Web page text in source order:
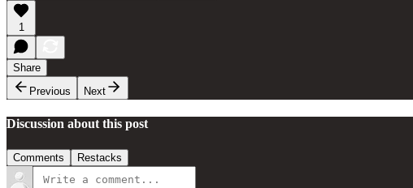
1
Share
Previous
Next
Discussion about this post
Comments Restacks